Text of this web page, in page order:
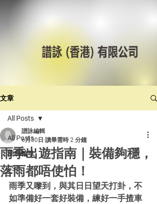
文章
All Posts
美林輪呔
CST
All Posts
雨季出遊指南｜裝備夠穩，
落雨都唔使怕！
譜詠編輯
6月30日 讀畢需時 2 分鐘
雨季又嚟到，與其日日望天打卦，不
如準備好一套好裝備，練好一手揸車